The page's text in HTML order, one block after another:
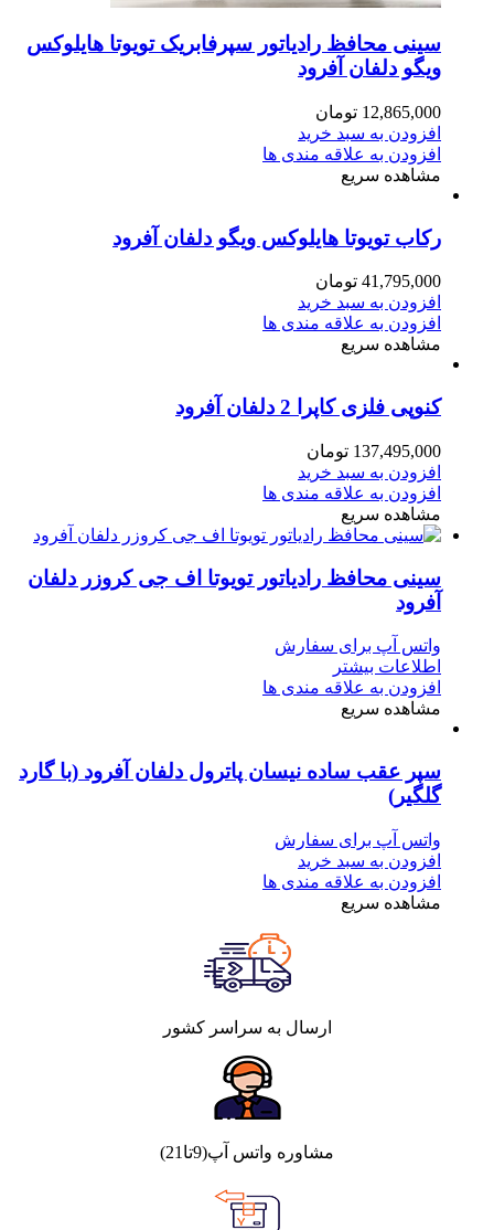
سینی محافظ رادیاتور سپرفابریک تویوتا هایلوکس
ویگو دلفان آفرود
12,865,000 تومان
افزودن به سبد خرید
افزودن به علاقه مندی ها
مشاهده سریع
رکاب تویوتا هایلوکس ویگو دلفان آفرود
41,795,000 تومان
افزودن به سبد خرید
افزودن به علاقه مندی ها
مشاهده سریع
کنوپی فلزی کاپرا 2 دلفان آفرود
137,495,000 تومان
افزودن به سبد خرید
افزودن به علاقه مندی ها
مشاهده سریع
سینی محافظ رادیاتور تویوتا اف جی کروزر دلفان
آفرود
واتس آپ برای سفارش
اطلاعات بیشتر
افزودن به علاقه مندی ها
مشاهده سریع
سپر عقب ساده نیسان پاترول دلفان آفرود (با گارد
گلگیر)
واتس آپ برای سفارش
افزودن به سبد خرید
افزودن به علاقه مندی ها
مشاهده سریع
ارسال به سراسر کشور
مشاوره واتس آپ(9تا21)